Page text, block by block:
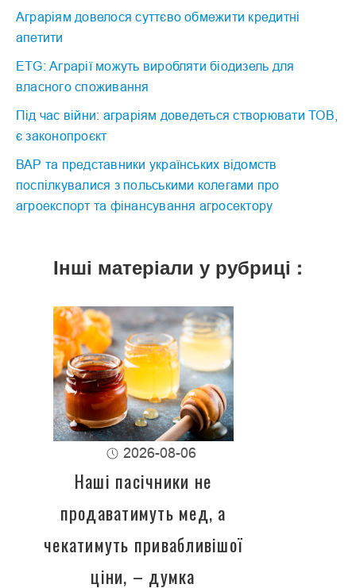
Аграріям довелося суттєво обмежити кредитні
апетити
ETG: Аграрії можуть виробляти біодизель для
власного споживання
Під час війни: аграріям доведеться створювати ТОВ,
є законопроєкт
ВАР та представники українських відомств
поспілкувалися з польськими колегами про
агроекспорт та фінансування агросектору
Інші матеріали у рубриці :
2026-08-06
Наші пасічники не
продаватимуть мед, а
чекатимуть привабливішої
ціни, – думка